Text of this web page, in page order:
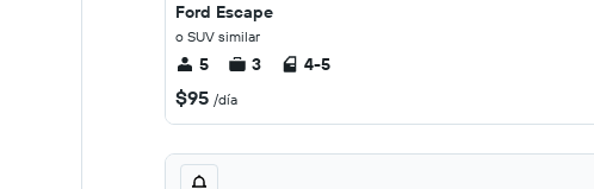
Ford Escape
o SUV similar
5 3 4-5
$95 /día